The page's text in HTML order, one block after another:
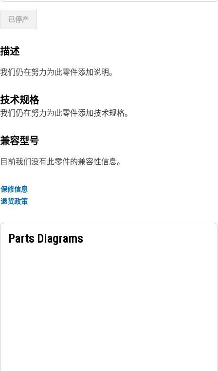
已停产
描述
我们仍在努力为此零件添加说明。
技术规格
我们仍在努力为此零件添加技术规格。
兼容型号
目前我们没有此零件的兼容性信息。
保修信息
退货政策
Parts Diagrams